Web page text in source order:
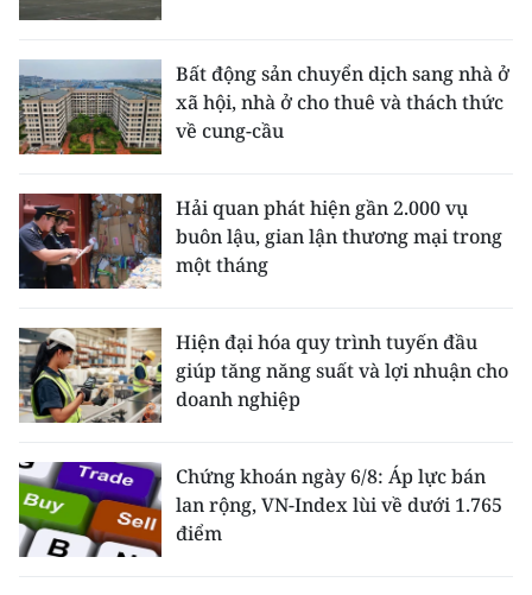
Bất động sản chuyển dịch sang nhà ở
xã hội, nhà ở cho thuê và thách thức
về cung-cầu
Hải quan phát hiện gần 2.000 vụ
buôn lậu, gian lận thương mại trong
một tháng
Hiện đại hóa quy trình tuyến đầu
giúp tăng năng suất và lợi nhuận cho
doanh nghiệp
Chứng khoán ngày 6/8: Áp lực bán
lan rộng, VN-Index lùi về dưới 1.765
điểm